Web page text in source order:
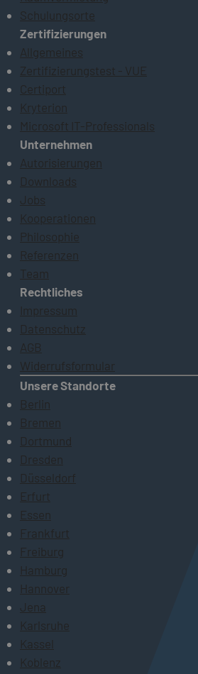
Schulungsorte
Zertifizierungen
Allgemeines
Zertifizierungstest - VUE
Certiport
Kryterion
Microsoft IT-Professionals
Unternehmen
Autorisierungen
Downloads
Jobs
Kooperationen
Philosophie
Referenzen
Team
Rechtliches
Impressum
Datenschutz
AGB
Widerrufsformular
Unsere Standorte
Berlin
Bremen
Dortmund
Dresden
Düsseldorf
Erfurt
Essen
Frankfurt
Freiburg
Hamburg
Hannover
Jena
Karlsruhe
Kassel
Koblenz